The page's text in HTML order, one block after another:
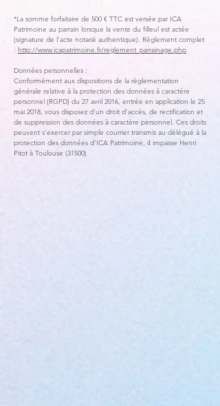
*La somme forfaitaire de 500 € TTC est versée par ICA
Patrimoine au parrain lorsque la vente du filleul est actée
(signature de l’acte notarié authentique). Règlement complet
: http://www.icapatrimoine.fr/reglement_parrainage.php
Données personnelles :
Conformément aux dispositions de la règlementation
générale relative à la protection des données à caractère
personnel (RGPD) du 27 avril 2016, entrée en application le 25
mai 2018, vous disposez d’un droit d’accès, de rectification et
de suppression des données à caractère personnel. Ces droits
peuvent s’exercer par simple courrier transmis au délégué à la
protection des données d’ICA Patrimoine, 4 impasse Henri
Pitot à Toulouse (31500)